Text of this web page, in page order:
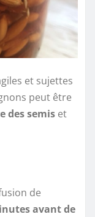
et sujettes
peut être
des semis et
de
avant de